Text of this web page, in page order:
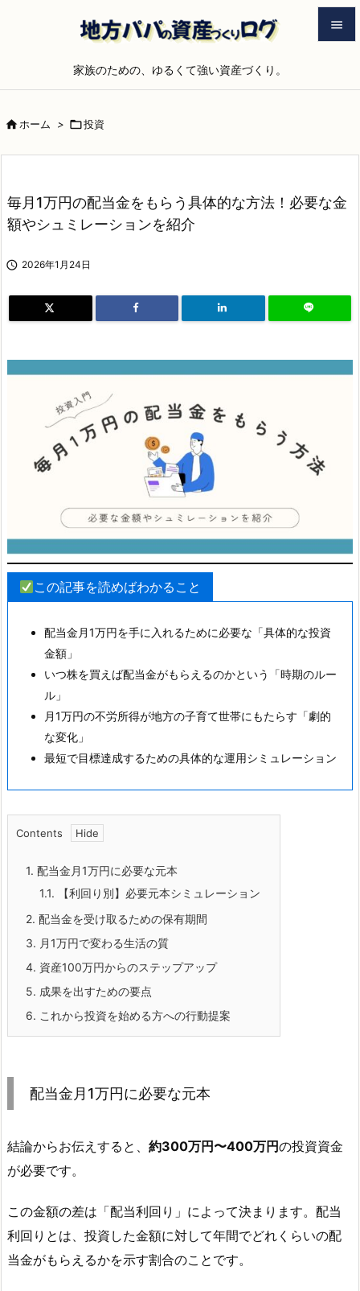
家族のための、ゆるくて強い資産づくり。

前へ
次へ
ホーム > 投資
毎月1万円の配当金をもらう具体的な方法！必要な金
額やシュミレーションを紹介
 2026年1月24日
この記事を読めばわかること
配当金月1万円を手に入れるために必要な「具体的な投資
金額」
いつ株を買えば配当金がもらえるのかという「時期のルー
ル」
月1万円の不労所得が地方の子育て世帯にもたらす「劇的
な変化」
最短で目標達成するための具体的な運用シミュレーション
Contents
1. 配当金月1万円に必要な元本
1.1. 【利回り別】必要元本シミュレーション
2. 配当金を受け取るための保有期間
3. 月1万円で変わる生活の質
4. 資産100万円からのステップアップ
5. 成果を出すための要点
6. これから投資を始める方への行動提案
配当金月1万円に必要な元本
結論からお伝えすると、 約300万円〜400万円の投資資金
が必要です。
この金額の差は「配当利回り」によって決まります。配当
利回りとは、投資した金額に対して年間でどれくらいの配
当金がもらえるかを示す割合のことです。